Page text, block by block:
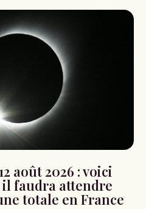
août 2026 : voici
il faudra attendre
totale en France